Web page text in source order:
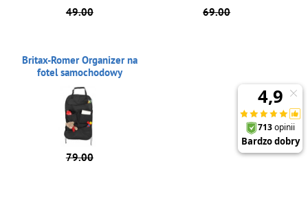
49.00 69.00
Britax-Romer Organizer na
fotel samochodowy
79.00